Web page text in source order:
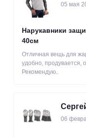
05 мая
Нарукавники
40см
Отличная вещь для
удобно, продувается,
Рекомендую..
06